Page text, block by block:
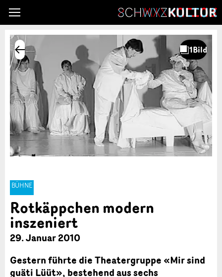
BÜHNE
Rotkäppchen modern
inszeniert
29. Januar 2010
Gestern führte die Theatergruppe «Mir sind
guäti Lüüt», bestehend aus sechs